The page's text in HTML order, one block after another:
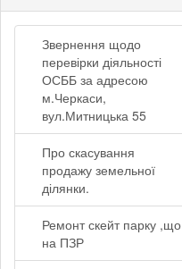
Звернення щодо
перевірки діяльності
ОСББ за адресою
м.Черкаси,
вул.Митницька 55
Про скасування
продажу земельної
ділянки.
Ремонт скейт парку ,що
на ПЗР